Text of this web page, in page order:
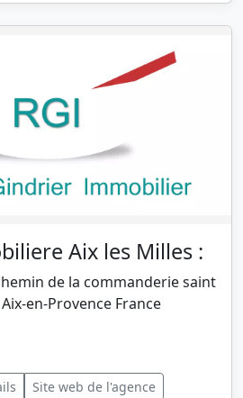
Aix les Milles :
de la commanderie saint
en-Provence France
Site web de l'agence